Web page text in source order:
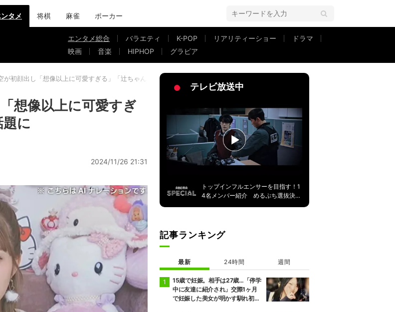
タメ 将棋 麻雀 ポーカー
エンタメ総合 バラエティ K-POP リアリティーショー
ドラマ
映画
音楽 HIPHOP グラビア
が初顔出し「想像以上に可愛すぎる」「辻ちゃんソックリ」と話題に
想像以上に可愛すぎ
に
2024/11/26 21:31
テレビ放送中
トップインフルエンサーを目指す！1
4名メンバー紹介 めるぷち選抜決定
記事ランキング
最新 24時間 週間
15歳で妊娠。相手は27歳…「停学
中に友達に紹介され」交際1ヶ月
で妊娠した美女が明かす馴れ初め